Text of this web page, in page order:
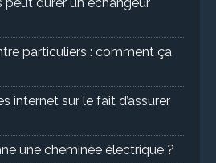
particuliers : comment ça
internet sur le fait d’assurer
une cheminée électrique ?